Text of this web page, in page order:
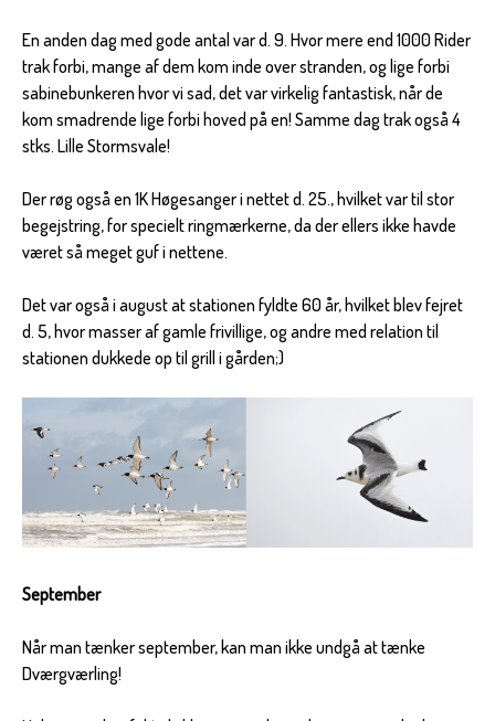
En anden dag med gode antal var d. 9. Hvor mere end 1000 Rider
trak forbi, mange af dem kom inde over stranden, og lige forbi
sabinebunkeren hvor vi sad, det var virkelig fantastisk, når de
kom smadrende lige forbi hoved på en! Samme dag trak også 4
stks. Lille Stormsvale!
Der røg også en 1K Høgesanger i nettet d. 25., hvilket var til stor
begejstring, for specielt ringmærkerne, da der ellers ikke havde
været så meget guf i nettene.
Det var også i august at stationen fyldte 60 år, hvilket blev fejret
d. 5, hvor masser af gamle frivillige, og andre med relation til
stationen dukkede op til grill i gården;)
September
Når man tænker september, kan man ikke undgå at tænke
Dværgværling!